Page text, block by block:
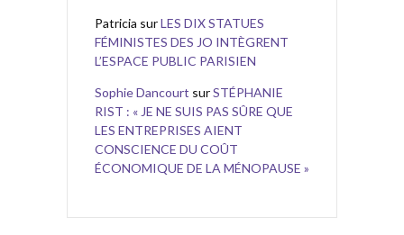
Patricia surLES DIX STATUES
FÉMINISTES DES JO INTÈGRENT
L’ESPACE PUBLIC PARISIEN
Sophie Dancourt surSTÉPHANIE
RIST : « JE NE SUIS PAS SÛRE QUE
LES ENTREPRISES AIENT
CONSCIENCE DU COÛT
ÉCONOMIQUE DE LA MÉNOPAUSE »